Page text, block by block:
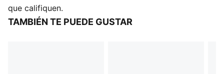
Manga larga
Sudadera con gorra
que califiquen.
TAMBIÉN TE PUEDE GUSTAR